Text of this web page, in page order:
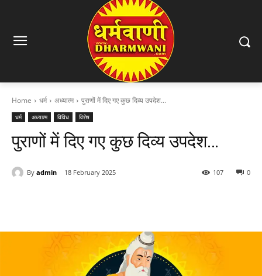
Home धर्म अध्यात्म पुराणों में दिए गए कुछ दिव्य उपदेश...
धर्म अध्यात्म विविध विशेष
पुराणों में दिए गए कुछ दिव्य उपदेश…
By admin 18 February 2025 0
107